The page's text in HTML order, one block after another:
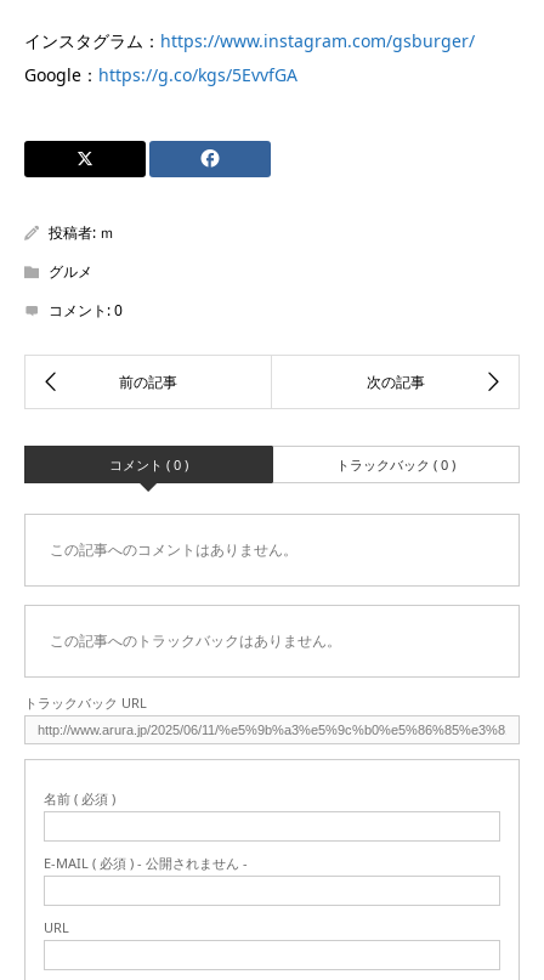
インスタグラム： https://www.instagram.com/gsburger/
Google： https://g.co/kgs/5EvvfGA
投稿者: ｍ
グルメ
コメント:0
コメント ( 0 ) トラックバック ( 0 )
この記事へのコメントはありません。
この記事へのトラックバックはありません。
トラックバック URL
名前 ( 必須 )
E-MAIL ( 必須 ) - 公開されません -
URL